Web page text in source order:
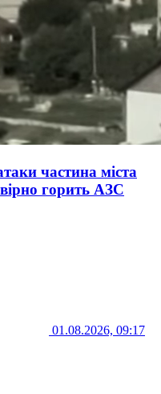
частина міста
горить АЗС
01.08.2026, 09:17